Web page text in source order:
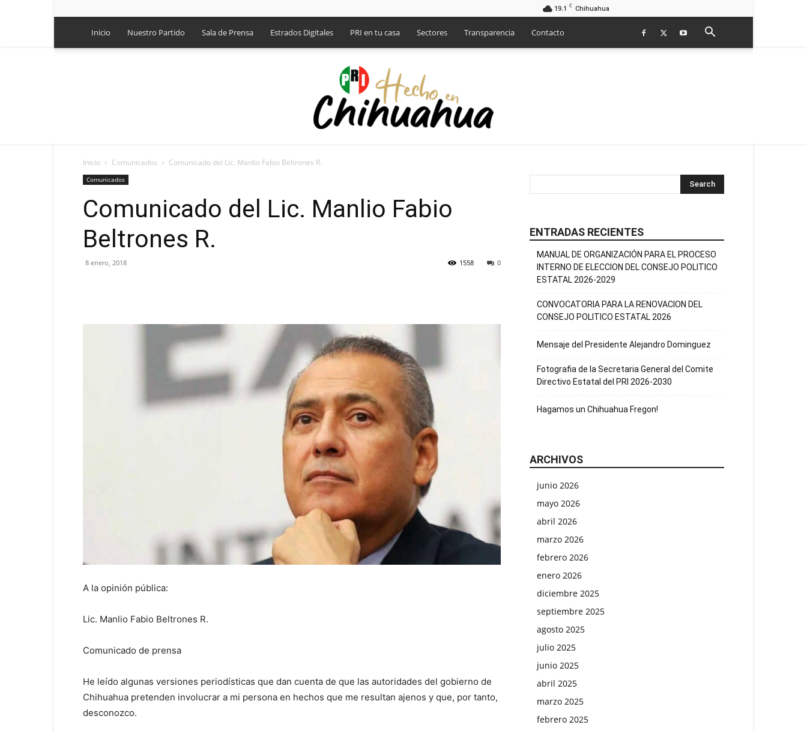
19.1 C Chihuahua
Inicio Nuestro Partido Sala de Prensa Estrados Digitales PRI en tu casa Sectores Transparencia Contacto
CDE
Chihuahua
Inicio Comunicados Comunicado del Lic. Manlio Fabio Beltrones R.
Comunicados
Comunicado del Lic. Manlio Fabio
Beltrones R.
8 enero, 2018 0
1558
A la opinión pública:
Lic. Manlio Fabio Beltrones R.
Comunicado de prensa
He leído algunas versiones periodísticas que dan cuenta de que las autoridades del gobierno de
Chihuahua pretenden involucrar a mi persona en hechos que me resultan ajenos y que, por tanto,
desconozco.
ENTRADAS RECIENTES
MANUAL DE ORGANIZACIÓN PARA EL PROCESO
INTERNO DE ELECCION DEL CONSEJO POLITICO
ESTATAL 2026-2029
CONVOCATORIA PARA LA RENOVACION DEL
CONSEJO POLITICO ESTATAL 2026
Mensaje del Presidente Alejandro Dominguez
Fotografia de la Secretaria General del Comite
Directivo Estatal del PRI 2026-2030
Hagamos un Chihuahua Fregon!
ARCHIVOS
junio 2026
mayo 2026
abril 2026
marzo 2026
febrero 2026
enero 2026
diciembre 2025
septiembre 2025
agosto 2025
julio 2025
junio 2025
abril 2025
marzo 2025
febrero 2025